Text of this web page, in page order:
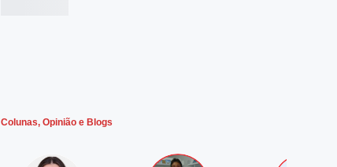
Colunas, Opinião e Blogs